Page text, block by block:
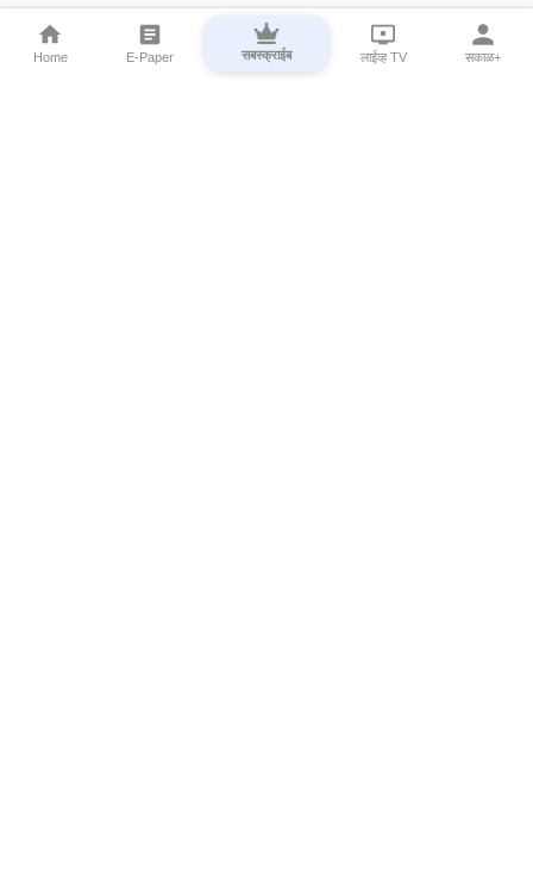
Home E-Paper सबस्क्राईब लाईव्ह TV सकाळ+